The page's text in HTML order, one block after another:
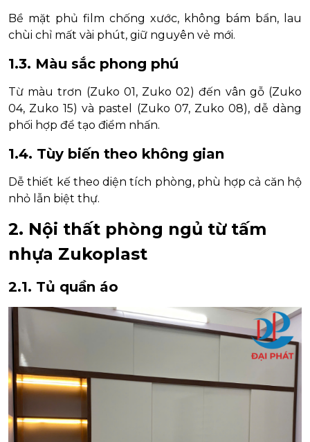
Bề mặt phủ film chống xước, không bám bẩn, lau
chùi chỉ mất vài phút, giữ nguyên vẻ mới.
1.3. Màu sắc phong phú
Từ màu trơn (Zuko 01, Zuko 02) đến vân gỗ (Zuko
04, Zuko 15) và pastel (Zuko 07, Zuko 08), dễ dàng
phối hợp để tạo điểm nhấn.
1.4. Tùy biến theo không gian
Dễ thiết kế theo diện tích phòng, phù hợp cả căn hộ
nhỏ lẫn biệt thự.
2. Nội thất phòng ngủ từ tấm
nhựa Zukoplast
2.1. Tủ quần áo